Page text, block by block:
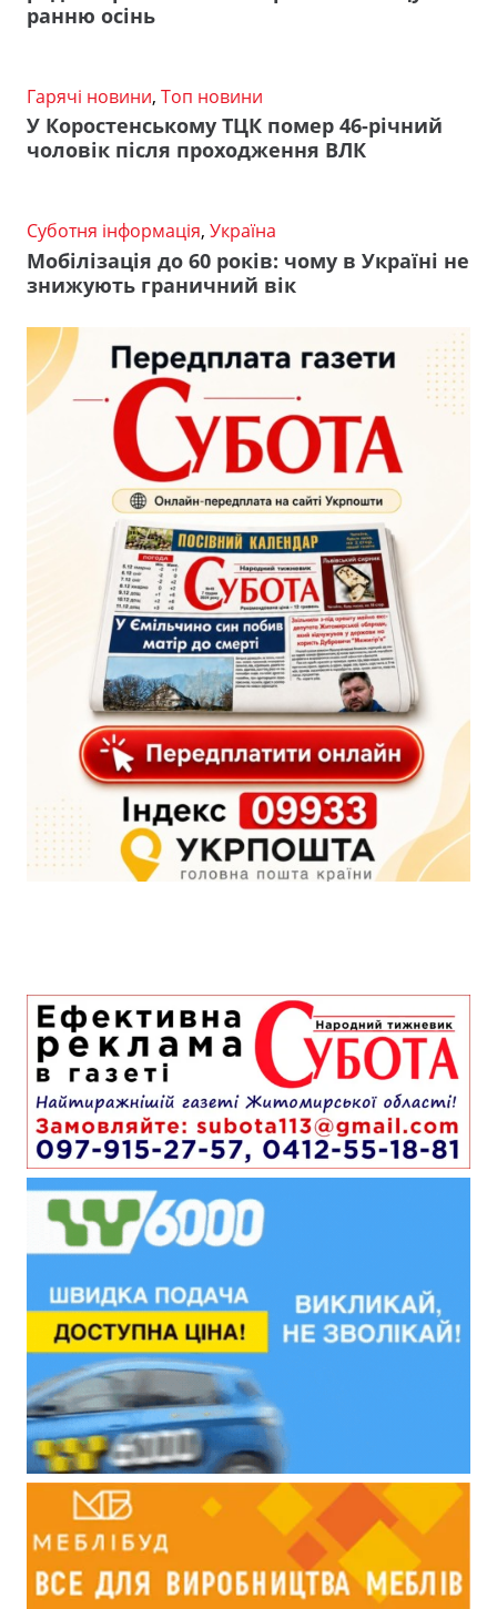
ранню осінь
Гарячі новини, Топ новини
У Коростенському ТЦК помер 46-річний
чоловік після проходження ВЛК
Суботня інформація, Україна
Мобілізація до 60 років: чому в Україні не
знижують граничний вік